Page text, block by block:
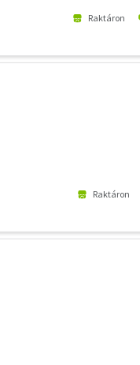
Raktáron
Raktáron